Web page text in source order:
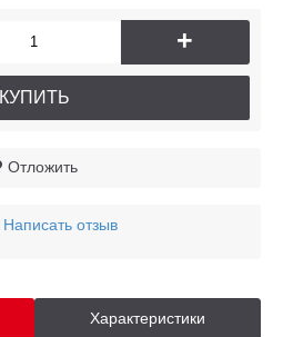
+
КУПИТЬ
Отложить
Написать отзыв
Характеристики